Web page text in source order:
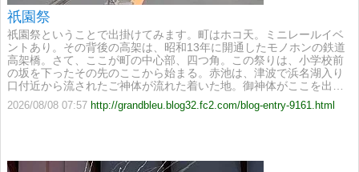
祇園祭
祇園祭ということで出掛けてみます。町はホコ天。ミニレールイベ
ントあり。その背後の高架は、昭和13年に開通したモノホンの鉄道
高架橋。さて、ここが町の中心部、四つ角。この祭りは、小学校前
の坂を下ったその先のここから始まる。赤池は、津波で浜名湖入り
口付近から流されたご神体が流れた着いた地。御神体がここを出…
2026/08/08 07:57 http://grandbleu.blog32.fc2.com/blog-entry-9161.html